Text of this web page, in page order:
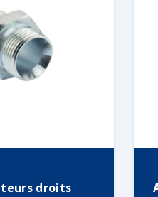
droits